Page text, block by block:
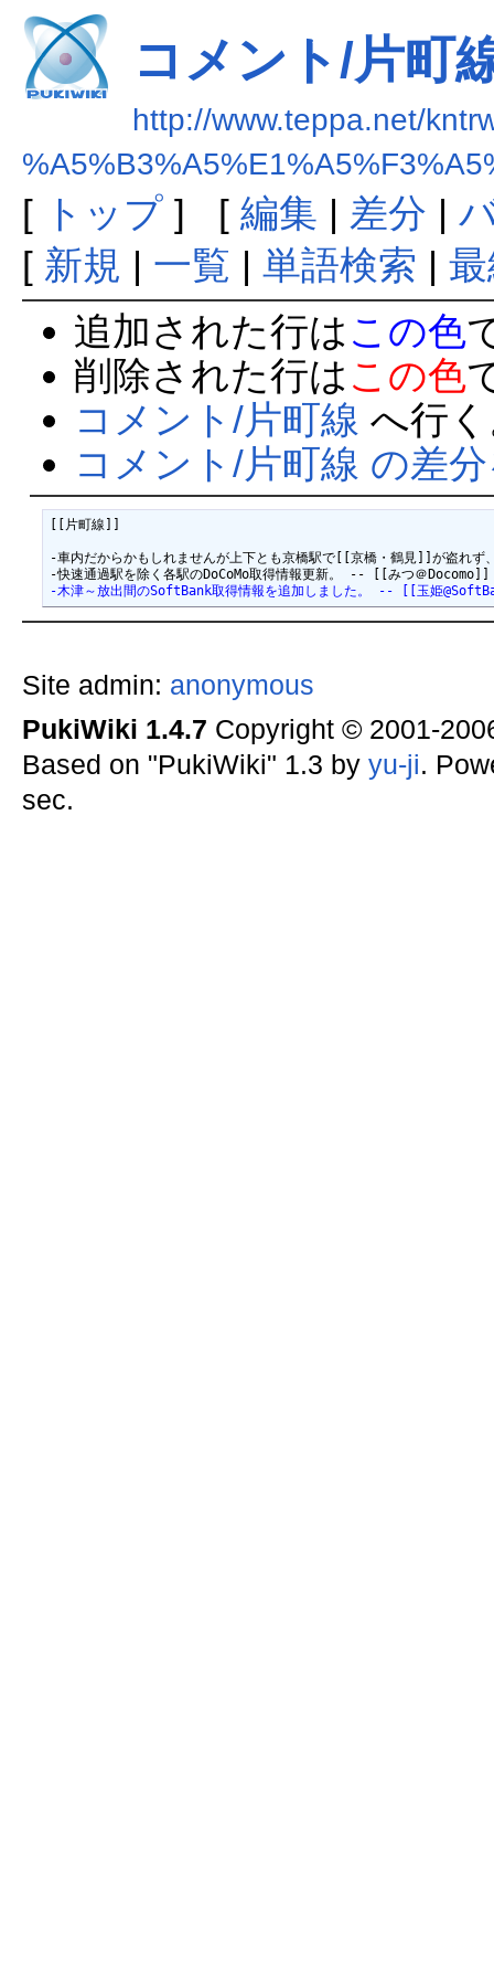
コメント/片町
http://www.teppa.net/
[ トップ] [ 編集 | 差分 |
[ 新規 | 一覧 | 単語検索 |
追加された行は この色
削除された行は この色
コメント/片町線 へ行
コメント/片町線 の差
[[片町線]]
-車内だからかもしれませんが上下とも京橋駅で[[京橋・鶴見]]が
-木津～放出間のSoftBank取得情報を追加しました。 -- [[玉姫
Site admin: anonymous
PukiWiki 1.4.7 Copyright © 2001-
Based on "PukiWiki" 1.3 by yu-ji.
sec.